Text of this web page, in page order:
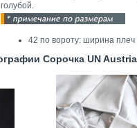
голубой.
42 по вороту: ширина
Сорочка UN